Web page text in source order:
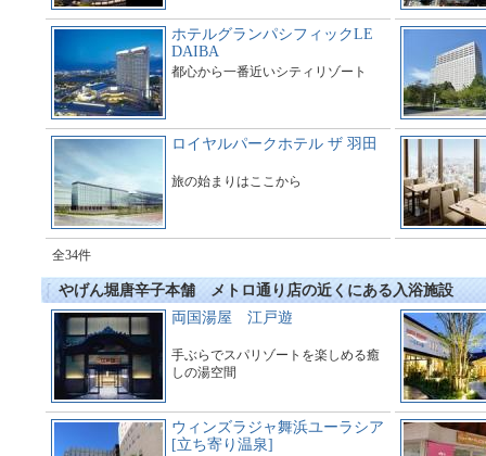
ホテルグランパシフィックLE
DAIBA
都心から一番近いシティリゾート
ロイヤルパークホテル ザ 羽田
旅の始まりはここから
全34件
やげん堀唐辛子本舗 メトロ通り店の近くにある入浴施設
両国湯屋 江戸遊
手ぶらでスパリゾートを楽しめる癒
しの湯空間
ウィンズラジャ舞浜ユーラシア
[立ち寄り温泉]